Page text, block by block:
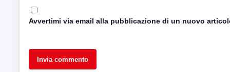
Avvertimi via email alla pubblicazione di un nuovo